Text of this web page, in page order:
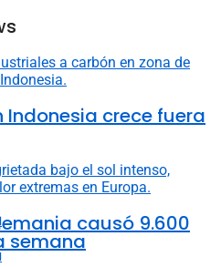
Indonesia crece fuera
causó 9.600
semana